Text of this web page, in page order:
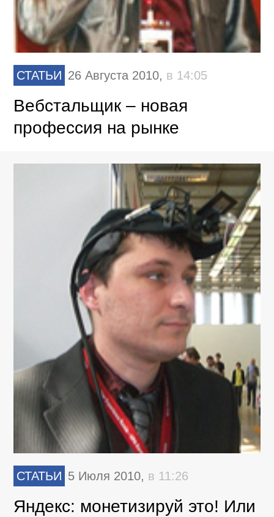
СТАТЬИ 26 Августа 2010, в 14:05
Вебстальщик – новая
профессия на рынке
СТАТЬИ 5 Июля 2010, в 11:26
Яндекс: монетизируй это! Или